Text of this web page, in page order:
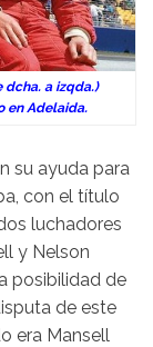
dcha. a izqda.)
en Adelaida.
su ayuda para
con el título
luchadores
y Nelson
posibilidad de
de este
era Mansell